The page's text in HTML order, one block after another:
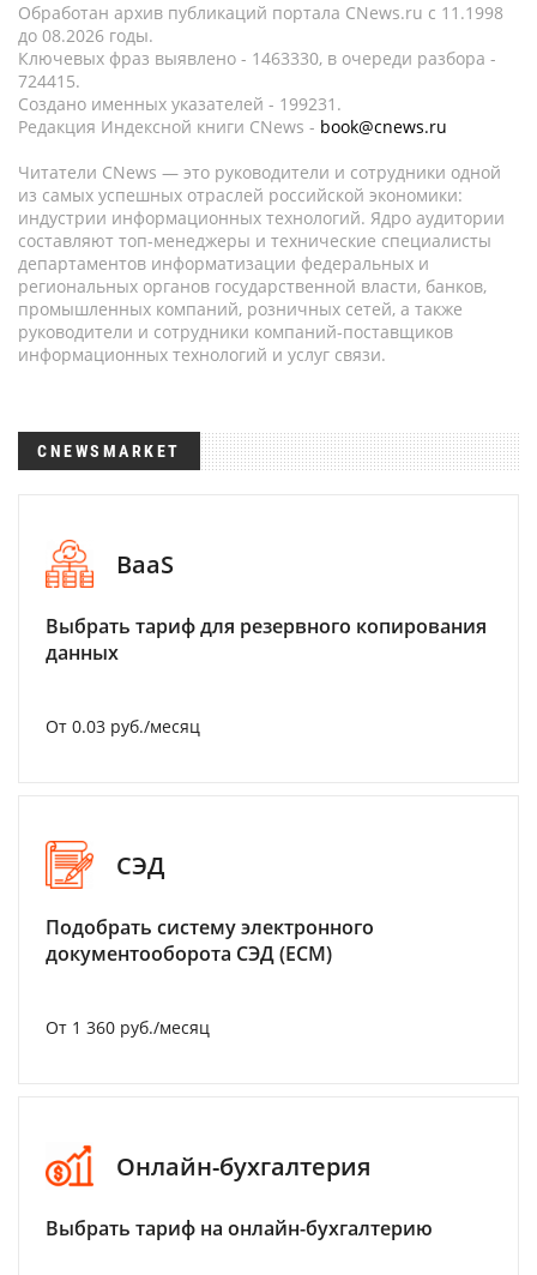
Обработан архив публикаций портала CNews.ru c 11.1998
до 08.2026 годы.
Ключевых фраз выявлено - 1463330, в очереди разбора -
724415.
Создано именных указателей - 199231.
Редакция Индексной книги CNews - book@cnews.ru
Читатели CNews — это руководители и сотрудники одной
из самых успешных отраслей российской экономики:
индустрии информационных технологий. Ядро аудитории
составляют топ-менеджеры и технические специалисты
департаментов информатизации федеральных и
региональных органов государственной власти, банков,
промышленных компаний, розничных сетей, а также
руководители и сотрудники компаний-поставщиков
информационных технологий и услуг связи.
CNEWSMARKET
BaaS
Выбрать тариф для резервного копирования
данных
От 0.03 руб./месяц
СЭД
Подобрать систему электронного
документооборота СЭД (ECM)
От 1 360 руб./месяц
Онлайн-бухгалтерия
Выбрать тариф на онлайн-бухгалтерию